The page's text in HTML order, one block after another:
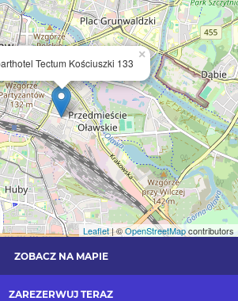
Tectum Kościuszki 133
×
Leaflet| ©OpenStreetMapcontributors
ZOBACZ NA MAPIE
ZAREZERWUJ TERAZ